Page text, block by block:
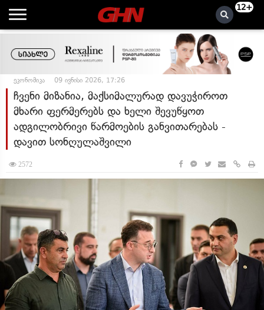
12+
ეკონომიკა 09 ივნისი 2026, 17:26
ჩვენი მიზანია, მაქსიმალურად დავუჭიროთ
მხარი ფერმერებს და ხელი შევუწყოთ
ადგილობრივი წარმოების განვითარებას -
დავით სონღულაშვილი
2572